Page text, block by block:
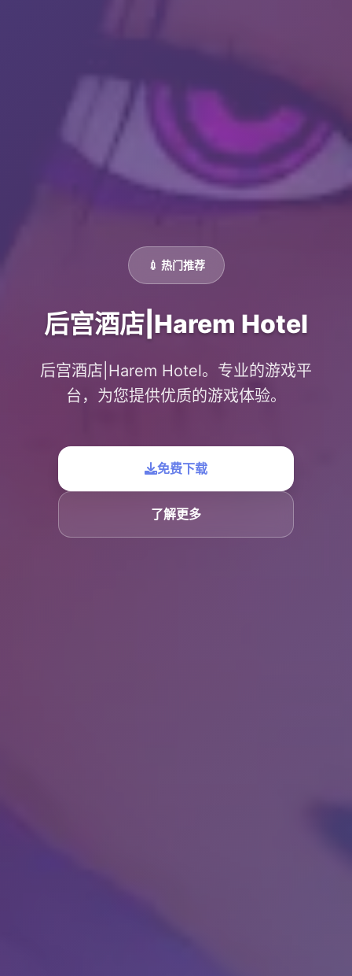
💉 热门推荐
后宫酒店|Harem Hotel
后宫酒店|Harem Hotel。专业的游戏平
台，为您提供优质的游戏体验。
免费下载
了解更多